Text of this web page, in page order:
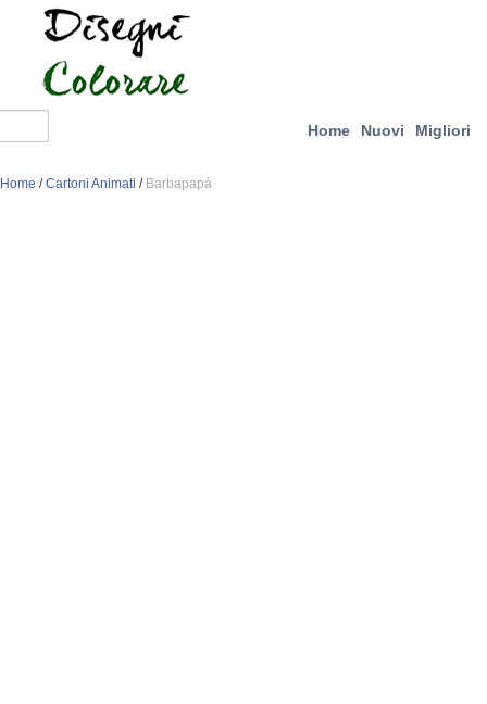
Home Nuovi Migliori
Home /Cartoni Animati / Barbapapà